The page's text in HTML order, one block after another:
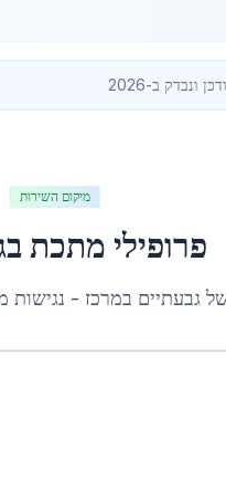
ונבדק ב-2026
מיקום השירות
פרופילי מתכת ב
שלגבעתיים במרכז - נגישות